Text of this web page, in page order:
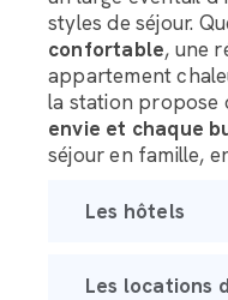
styles de séjour.
confortable, une
appartement
la station propose
envie et chaque
séjour en famille,
Les hôtels
Les locations